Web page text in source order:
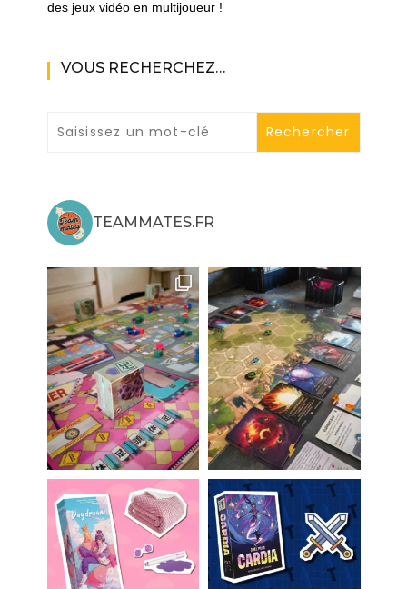
des jeux vidéo en multijoueur !
VOUS RECHERCHEZ…
TEAMMATES.FR